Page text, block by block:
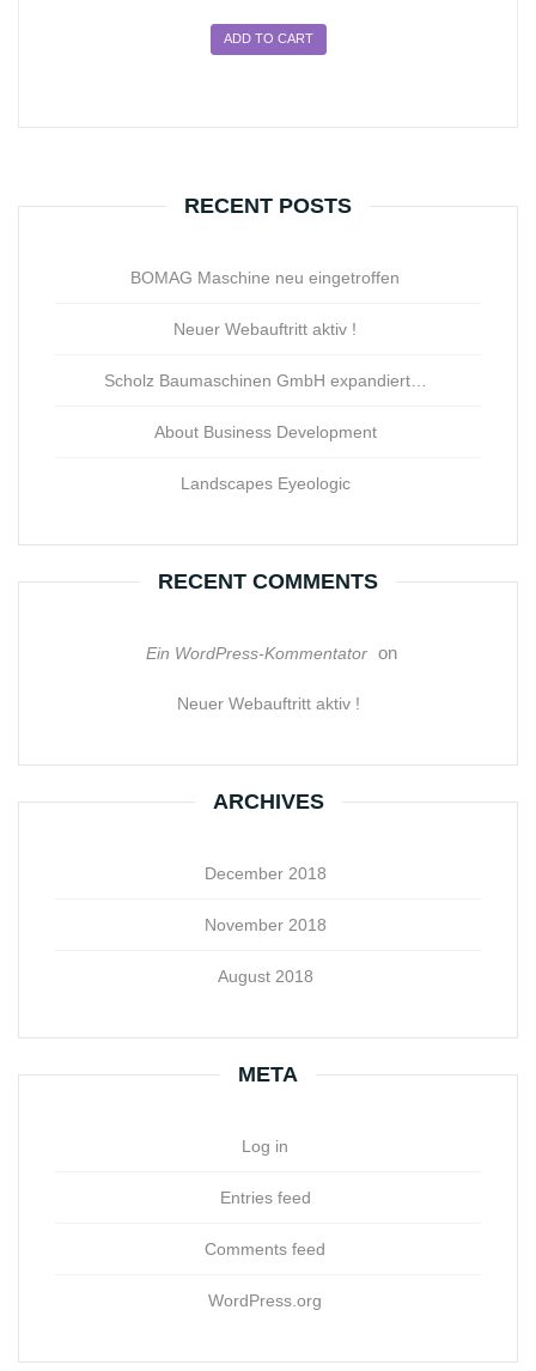
ADD TO CART
RECENT POSTS
BOMAG Maschine neu eingetroffen
Neuer Webauftritt aktiv !
Scholz Baumaschinen GmbH expandiert…
About Business Development
Landscapes Eyeologic
RECENT COMMENTS
Ein WordPress-Kommentator on
Neuer Webauftritt aktiv !
ARCHIVES
December 2018
November 2018
August 2018
META
Log in
Entries feed
Comments feed
WordPress.org